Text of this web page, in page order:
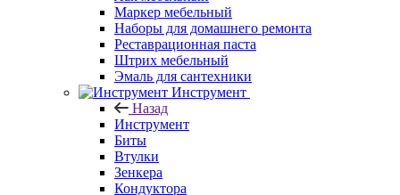
Маркер мебельный
Наборы для домашнего ремонта
Реставрационная паста
Штрих мебельный
Эмаль для сантехники
Инструмент
Назад
Инструмент
Биты
Втулки
Зенкера
Кондуктора